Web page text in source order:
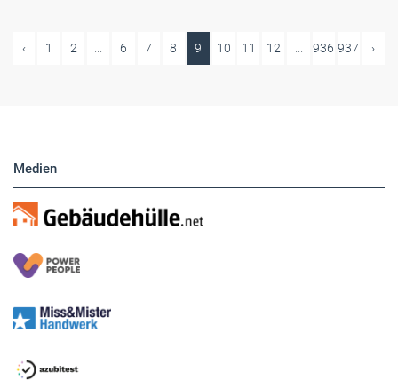
‹ 1 2 ... 6 7 8 9 10 11 12 ... 936 937 ›
Medien